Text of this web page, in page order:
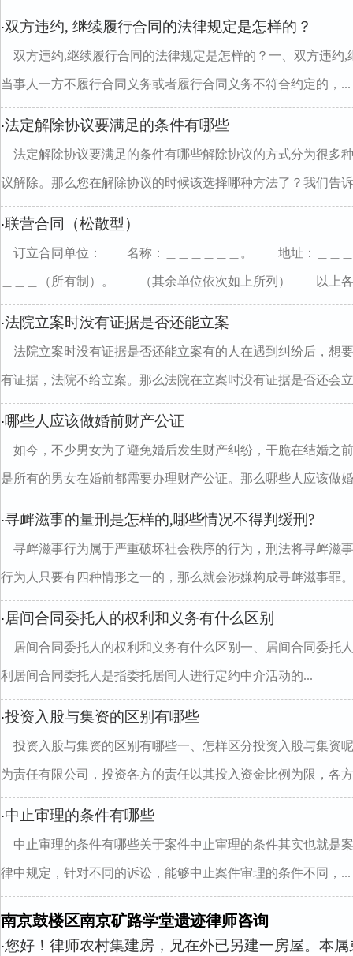
·双方违约, 继续履行合同的法律规定是怎样的？
双方违约,继续履行合同的法律规定是怎样的？一、双方违约
当事人一方不履行合同义务或者履行合同义务不符合约定的，...
·法定解除协议要满足的条件有哪些
法定解除协议要满足的条件有哪些解除协议的方式分为很多
议解除。那么您在解除协议的时候该选择哪种方法了？我们告
·联营合同（松散型）
订立合同单位： 名称：＿＿＿＿＿＿。 地址：＿＿
＿＿＿（所有制）。 （其余单位依次如上所列） 以上
·法院立案时没有证据是否还能立案
法院立案时没有证据是否还能立案有的人在遇到纠纷后，想
有证据，法院不给立案。那么法院在立案时没有证据是否还会
·哪些人应该做婚前财产公证
如今，不少男女为了避免婚后发生财产纠纷，干脆在结婚之
是所有的男女在婚前都需要办理财产公证。那么哪些人应该做
·寻衅滋事的量刑是怎样的,哪些情况不得判缓刑?
寻衅滋事行为属于严重破坏社会秩序的行为，刑法将寻衅滋
行为人只要有四种情形之一的，那么就会涉嫌构成寻衅滋事罪
· 居间合同委托人的权利和义务有什么区别
居间合同委托人的权利和义务有什么区别一、居间合同委托
利居间合同委托人是指委托居间人进行定约中介活动的...
·投资入股与集资的区别有哪些
投资入股与集资的区别有哪些一、怎样区分投资入股与集资
为责任有限公司，投资各方的责任以其投入资金比例为限，各
·中止审理的条件有哪些
中止审理的条件有哪些关于案件中止审理的条件其实也就是
律中规定，针对不同的诉讼，能够中止案件审理的条件不同，...
南京鼓楼区南京矿路学堂遗迹律师咨询
·您好！律师农村集建房，兄在外已另建一房屋。本